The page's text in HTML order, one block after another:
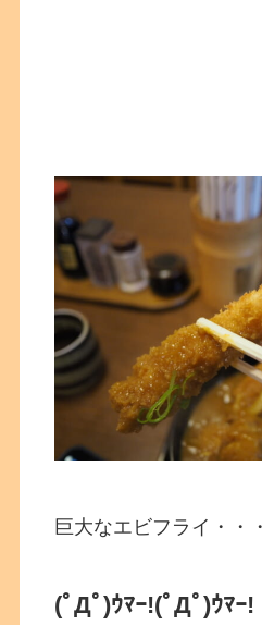
巨大なエビフライ・・・
(ﾟДﾟ)ｳﾏｰ!(ﾟДﾟ)ｳﾏｰ!